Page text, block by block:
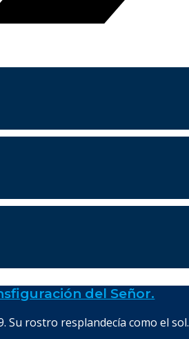
del Señor.
Su rostro resplandecía como el sol.